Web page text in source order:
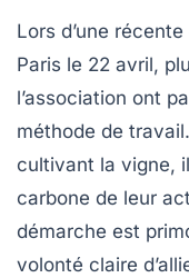
Lors d’une
Paris le 22 avril,
l’association ont
méthode de
cultivant la vigne,
carbone de leur
démarche est
volonté claire